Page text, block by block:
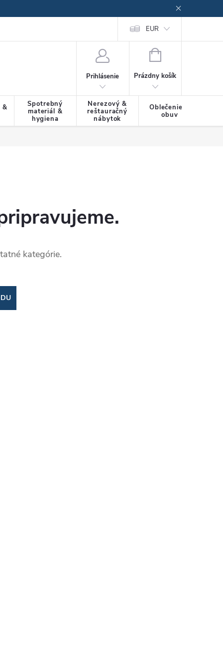
EUR
Prihlásenie
NÁKUPNÝ
Prázdny košík
&
Spotrebný
materiál &
hygiena
Nerezový &
reštauračný
nábytok
Oblečenie &
obuv
kategórie.